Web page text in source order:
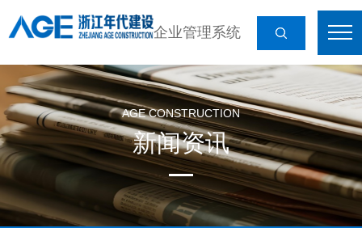
企业管理系统
AGE CONSTRUCTION
新闻资讯